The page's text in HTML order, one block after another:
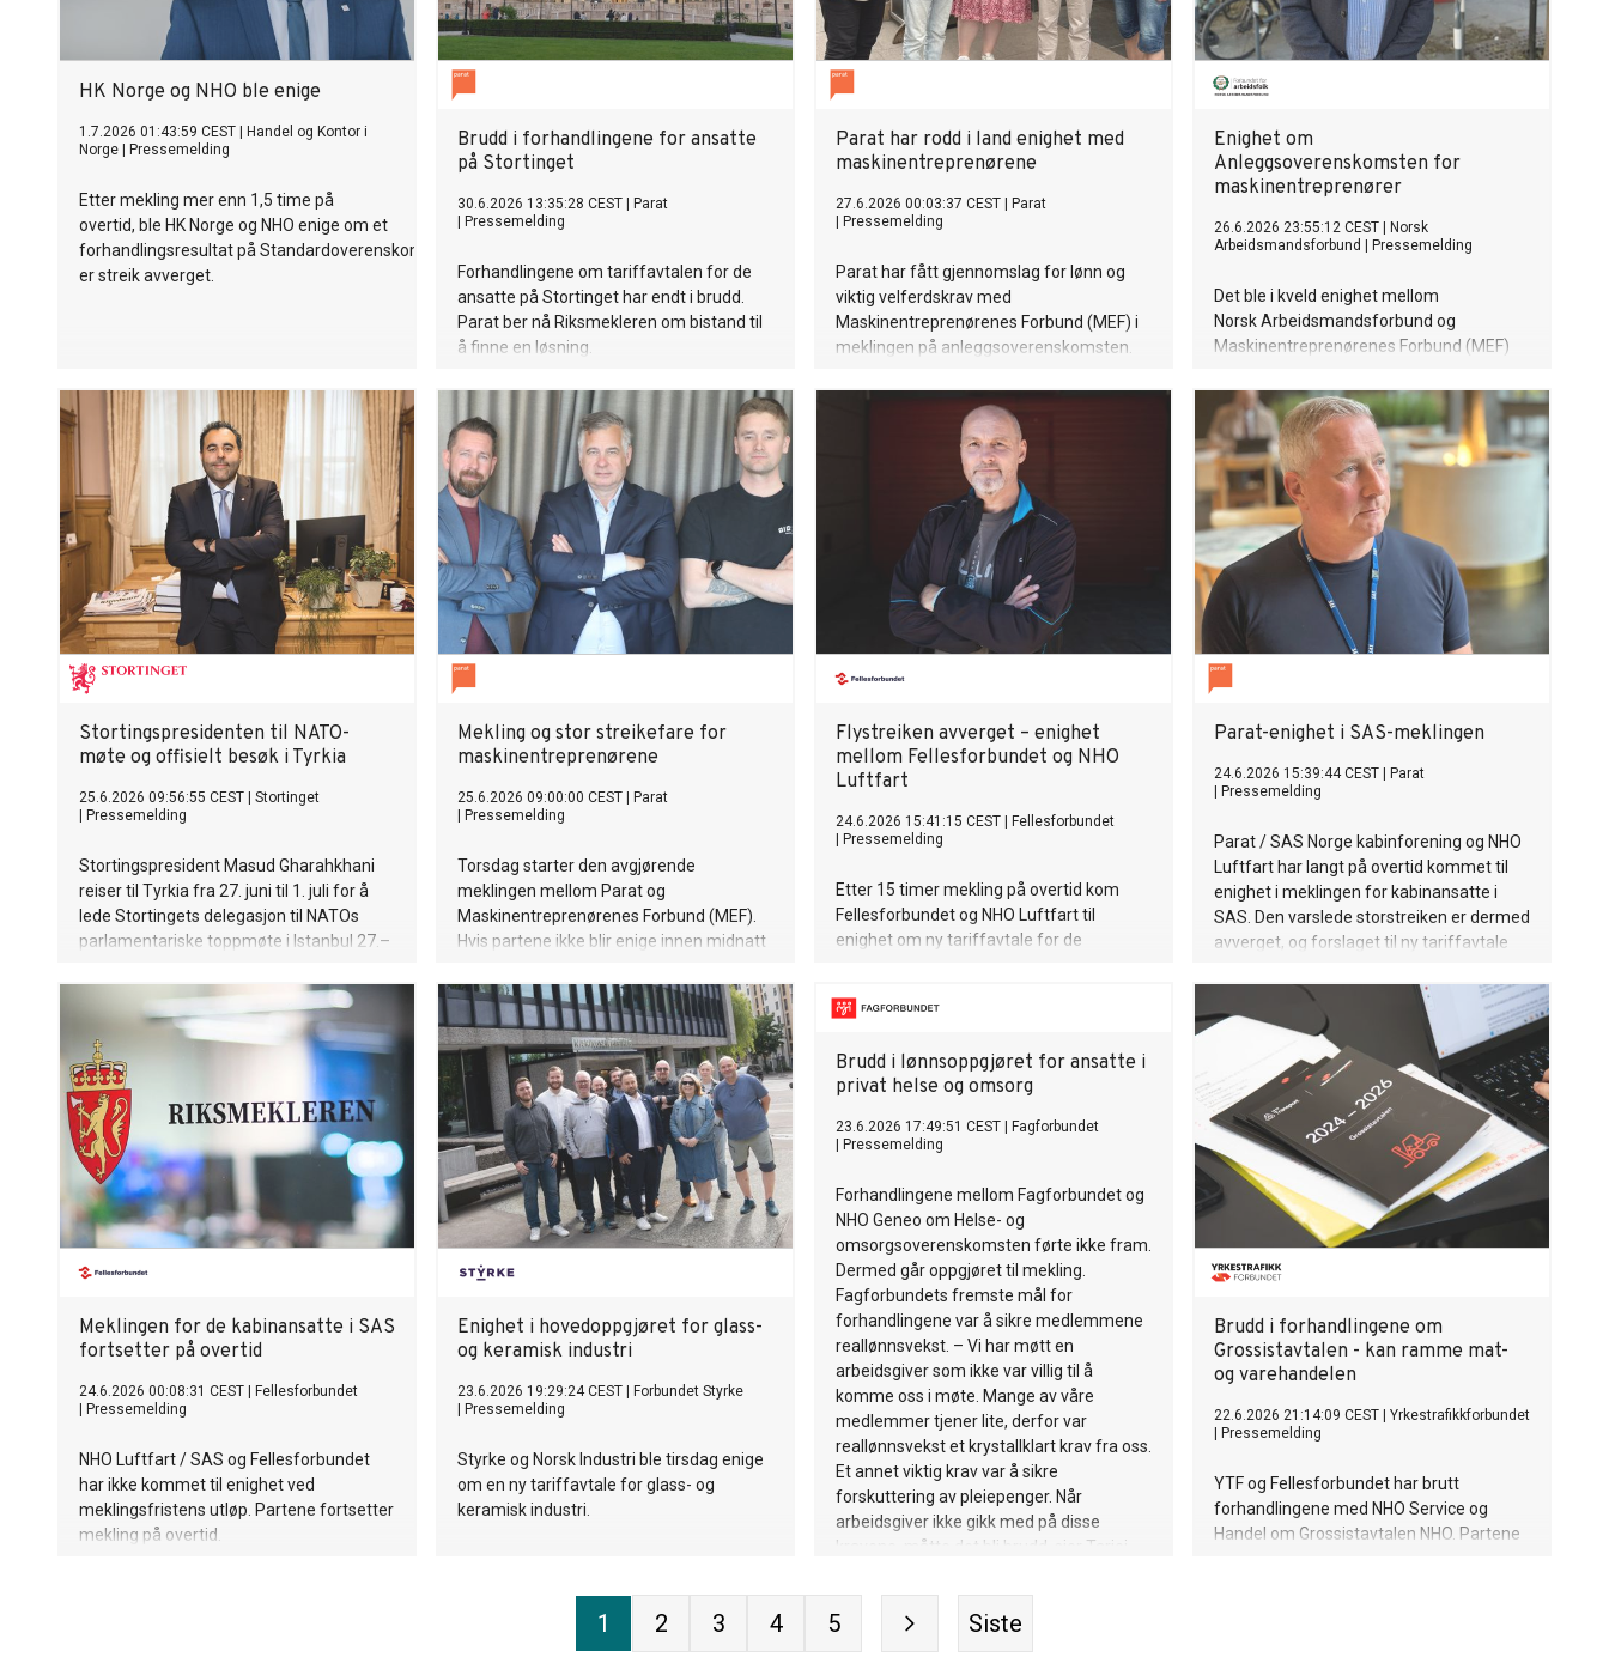
HK Norge og NHO ble enige
1.7.2026 01:43:59 CEST
Handel og Kontor i
Norge
Pressemelding
Etter mekling mer enn 1,5 time på
overtid, ble HK Norge og NHO enige om et
forhandlingsresultat på Standardoverenskomsten. Dermed
er streik avverget.
Brudd i forhandlingene for ansatte
på Stortinget
30.6.2026 13:35:28 CEST
Parat
Pressemelding
Forhandlingene om tariffavtalen for de
ansatte på Stortinget har endt i brudd.
Parat ber nå Riksmekleren om bistand til
å finne en løsning.
Parat har rodd i land enighet med
maskinentreprenørene
27.6.2026 00:03:37 CEST
Parat
Pressemelding
Parat har fått gjennomslag for lønn og
viktig velferdskrav med
Maskinentreprenørenes Forbund (MEF) i
meklingen på anleggsoverenskomsten.
er dermed avverget.
Enighet om
Anleggsoverenskomsten for
maskinentreprenører
26.6.2026 23:55:12 CEST
Norsk
Arbeidsmandsforbund
Pressemelding
Det ble i kveld enighet mellom
Norsk Arbeidsmandsforbund og
Maskinentreprenørenes Forbund (MEF)
Anleggsoverenskomst for
maskinentreprenører for perioden 2026–
2028.
Stortingspresidenten til NATO-
møte og offisielt besøk i Tyrkia
25.6.2026 09:56:55 CEST
Stortinget
Pressemelding
Stortingspresident Masud Gharahkhani
reiser til Tyrkia fra 27. juni til 1. juli for å
lede Stortingets delegasjon til NATOs
parlamentariske toppmøte i Istanbul 27.–
Mekling og stor streikefare for
maskinentreprenørene
25.6.2026 09:00:00 CEST
Parat
Pressemelding
Torsdag starter den avgjørende
meklingen mellom Parat og
Maskinentreprenørenes Forbund (MEF).
Hvis partene ikke blir enige innen midnatt
streik fra lørdag morgen.
Flystreiken avverget – enighet
mellom Fellesforbundet og NHO
Luftfart
24.6.2026 15:41:15 CEST
Fellesforbundet
Pressemelding
Etter 15 timer mekling på overtid kom
Fellesforbundet og NHO Luftfart til
enighet om ny tariffavtale for de
Parat-enighet i SAS-meklingen
24.6.2026 15:39:44 CEST
Parat
Pressemelding
Parat / SAS Norge kabinforening og NHO
Luftfart har langt på overtid kommet til
enighet i meklingen for kabinansatte i
SAS. Den varslede storstreiken er dermed
avverget, og forslaget til ny tariffavtale
medlemmene.
Meklingen for de kabinansatte i SAS
fortsetter på overtid
24.6.2026 00:08:31 CEST
Fellesforbundet
Pressemelding
NHO Luftfart / SAS og Fellesforbundet
har ikke kommet til enighet ved
meklingsfristens utløp. Partene fortsetter
mekling på overtid.
Enighet i hovedoppgjøret for glass-
og keramisk industri
23.6.2026 19:29:24 CEST
Forbundet Styrke
Pressemelding
Styrke og Norsk Industri ble tirsdag enige
om en ny tariffavtale for glass- og
keramisk industri.
Brudd i lønnsoppgjøret for ansatte i
privat helse og omsorg
23.6.2026 17:49:51 CEST
Fagforbundet
Pressemelding
Forhandlingene mellom Fagforbundet og
NHO Geneo om Helse- og
omsorgsoverenskomsten førte ikke fram.
Dermed går oppgjøret til mekling.
Fagforbundets fremste mål for
forhandlingene var å sikre medlemmene
reallønnsvekst. – Vi har møtt en
arbeidsgiver som ikke var villig til å
komme oss i møte. Mange av våre
medlemmer tjener lite, derfor var
reallønnsvekst et krystallklart krav fra oss.
Et annet viktig krav var å sikre
forskuttering av pleiepenger. Når
arbeidsgiver ikke gikk med på disse
kravene, måtte det bli brudd, sier Tarjei
Avtalen det ble forhandlet om er Helse-
og omsorgsoverenskomsten, kalt avtale
Brudd i forhandlingene om
Grossistavtalen - kan ramme mat-
og varehandelen
22.6.2026 21:14:09 CEST
Yrkestrafikkforbundet
Pressemelding
YTF og Fellesforbundet har brutt
forhandlingene med NHO Service og
Handel om Grossistavtalen NHO. Partene
1 2 3 4 5 Siste